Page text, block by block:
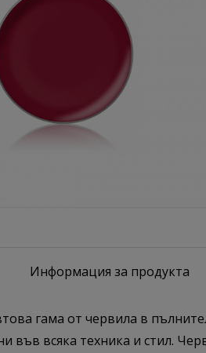
Информация за продукта
гама от червила в
във всяка техника и стил.